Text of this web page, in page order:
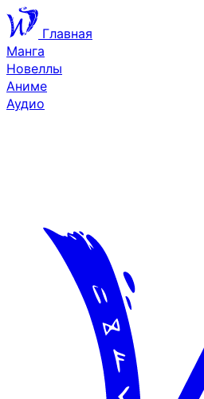
Главная
Манга
Новеллы
Аниме
Аудио